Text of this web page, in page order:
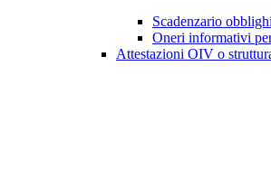
Scadenzario
Oneri informativi
Attestazioni OIV o